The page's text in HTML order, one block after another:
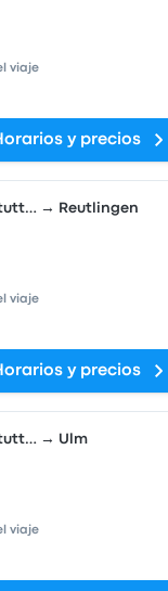
viaje
y precios
→ Reutlingen
viaje
y precios
→ Ulm
viaje